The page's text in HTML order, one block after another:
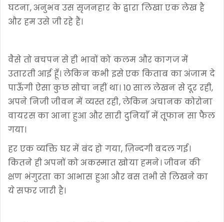
घटना, अनुभव उस सृजनहार के द्वारा लिखा एक लेख है
और हम उसे जी रहे हैं।
वैसे तो बचपन से ही भावों को कलम और कागज में
उतारती आई हूँ। लेकिन कभी इसे एक किताब का अंजाम दे
पाऊँगी ऐसा कुछ सोचा नहीं था। 10 साल लेखन से दूर रही,
अपने निजी जीवन में व्यस्त रही, लेकिन अचानक कोरोना
वायरस का आना हुआ और सारी दुनियाँ में तूफान सा फैल
गया।
हर एक व्यक्ति घर में बंद हो गया, ज़िन्दगी बदल गई।
कितने ही अपनों को अकस्मात खोया हमने। जीवन की
क्षण भंगुरता का आभास हुआ और बस तभी से लिखने का
ये सफर जारी है।